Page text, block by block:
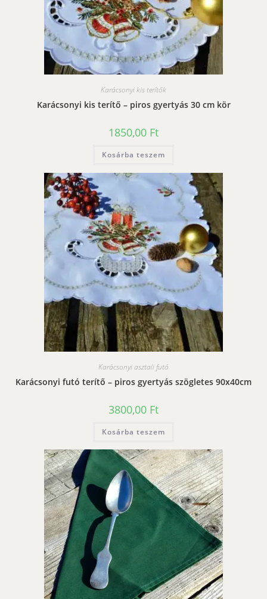
Karácsonyi kis terítők
Karácsonyi kis terítő – piros gyertyás 30 cm kör
1850,00 Ft
Kosárba teszem
Karácsonyi asztali futó
Karácsonyi futó terítő – piros gyertyás szögletes 90x40cm
3800,00 Ft
Kosárba teszem